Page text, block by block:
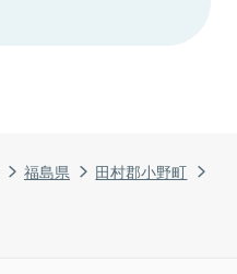
福島県
田村郡小野町